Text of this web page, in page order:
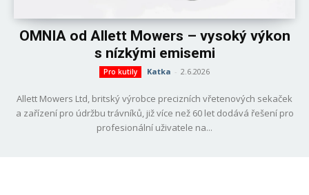
OMNIA od Allett Mowers – vysoký výkon
s nízkými emisemi
Pro kutily Katka - 2.6.2026
Allett Mowers Ltd, britský výrobce precizních vřetenových sekaček
a zařízení pro údržbu trávníků, již více než 60 let dodává řešení pro
profesionální uživatele na...